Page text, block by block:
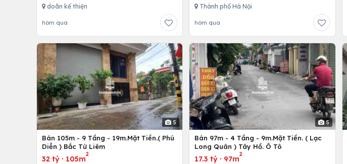
doãn kế thiện
hôm qua
Thành phố Hà Nội
hôm qua
5
Bán 105m - 9 Tầng - 19m.Mặt Tiền.( Phú
Diễn ) Bắc Từ Liêm
32 tỷ · 105m
2
5
Bán 97m - 4 Tầng - 9m.Mặt Tiền. ( Lạc
Long Quân ) Tây Hồ. Ô Tô
17.3 tỷ · 97m
2